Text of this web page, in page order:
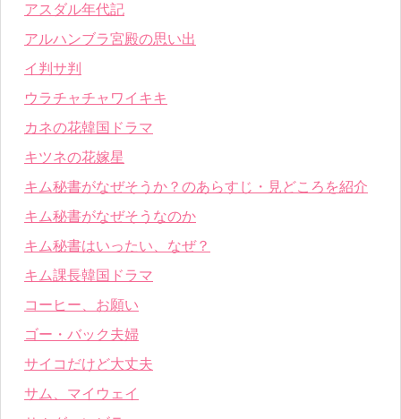
アスダル年代記
アルハンブラ宮殿の思い出
イ判サ判
ウラチャチャワイキキ
カネの花韓国ドラマ
キツネの花嫁星
キム秘書がなぜそうか？のあらすじ・見どころを紹介
キム秘書がなぜそうなのか
キム秘書はいったい、なぜ？
キム課長韓国ドラマ
コーヒー、お願い
ゴー・バック夫婦
サイコだけど大丈夫
サム、マイウェイ